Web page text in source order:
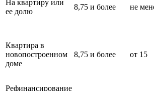
На квартиру или
ее долю
8,75 и более не
Квартира в
новопостроенном
доме
8,75 и более от 15
Рефинансирование